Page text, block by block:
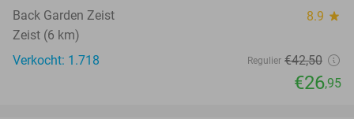
Back Garden Zeist 8.9 star
Zeist (6 km)
Verkocht: 1.718
Regulier €42,50
€26,95